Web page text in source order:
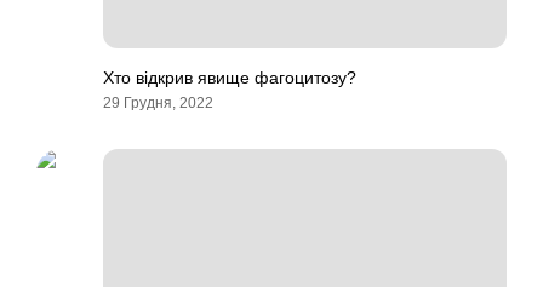
Хто відкрив явище фагоцитозу?
29 Грудня, 2022